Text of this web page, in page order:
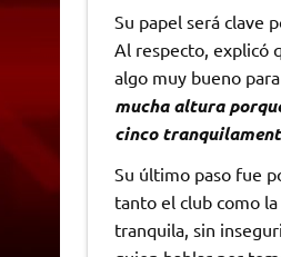
Su papel será clave
Al respecto, explicó
algo muy bueno
mucha altura
cinco
Su último paso fue
tanto el club como
tranquila, sin